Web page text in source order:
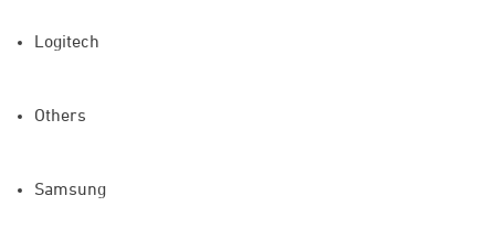
Logitech
Others
Samsung